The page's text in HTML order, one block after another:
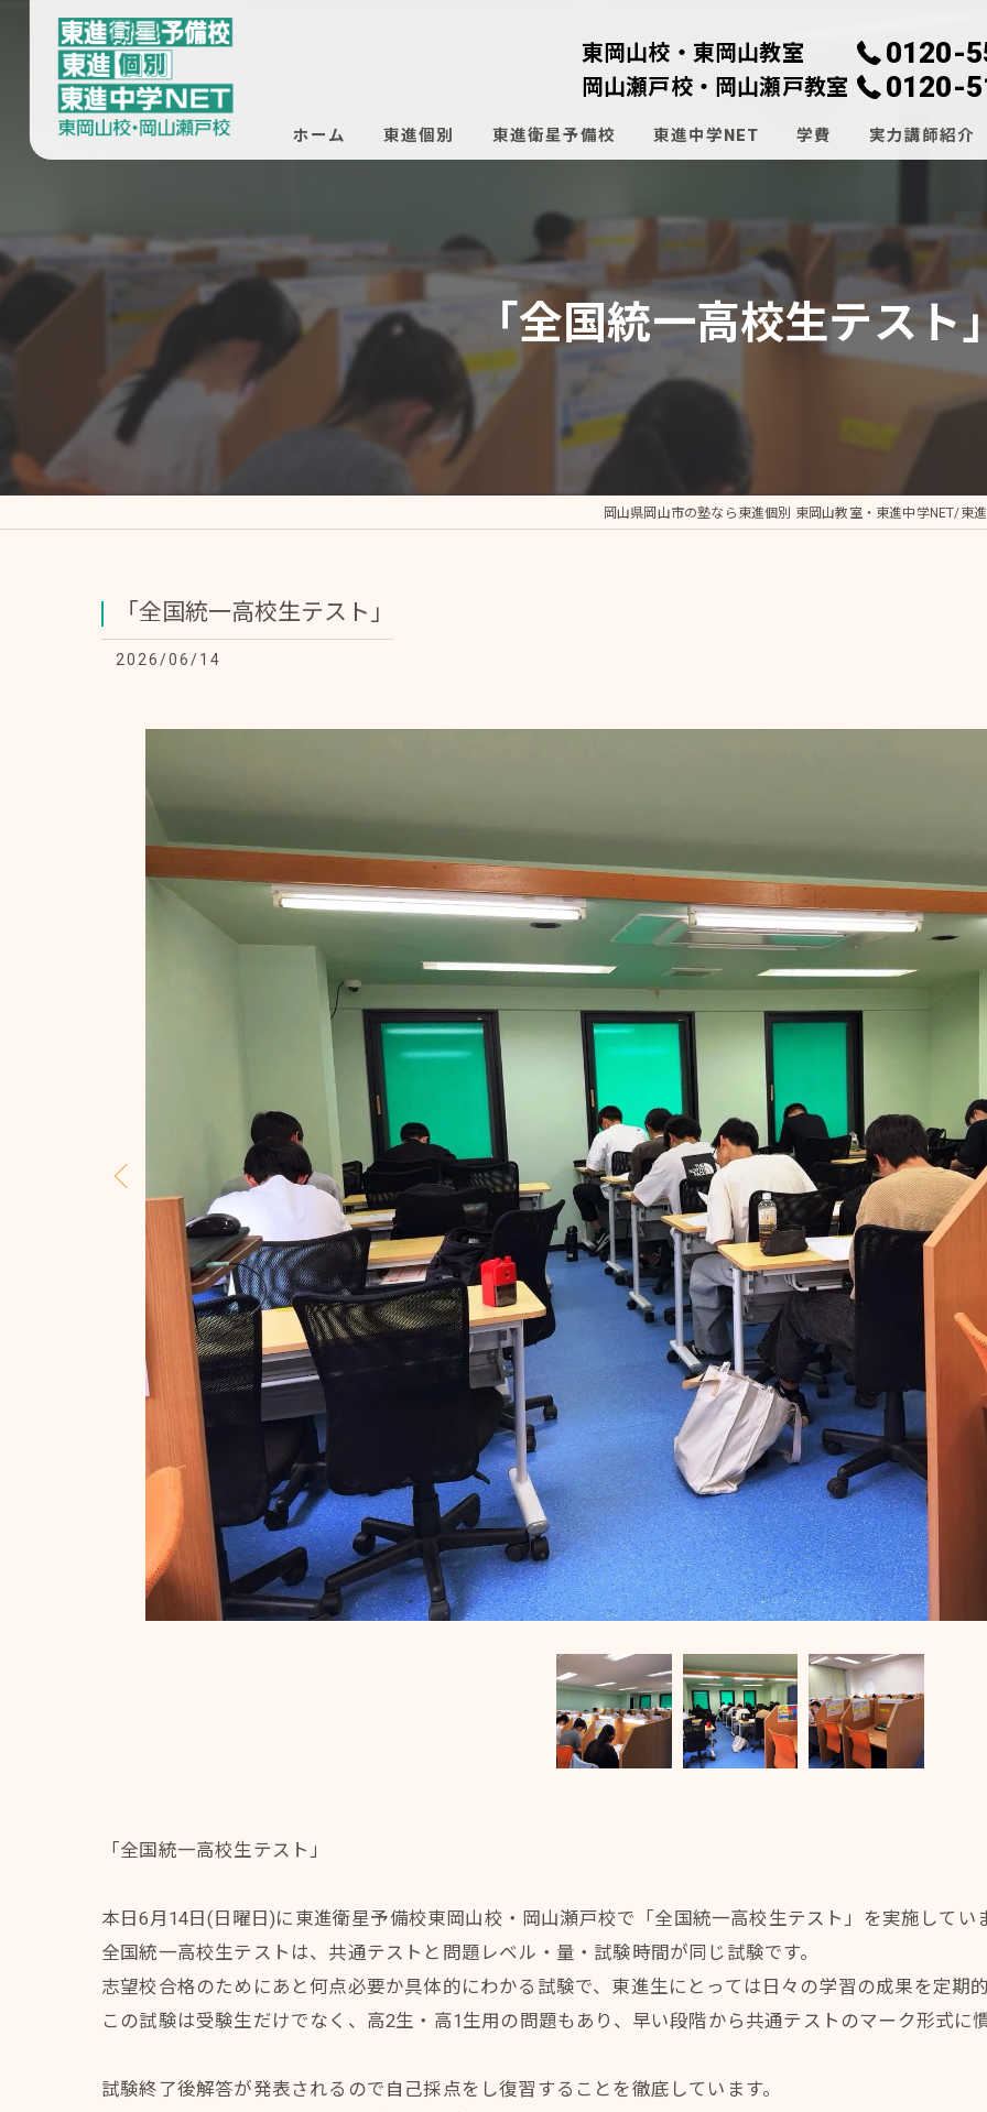
0120-
東岡山校・東岡山教室
0120-
岡山瀬戸校・岡山瀬戸教室
ホーム 東進個別 東進衛星予備校 東進中学NET 学費 実力講師紹介
東
「全国統一高校生テスト
岡山県岡山市の塾なら東進個別 東岡山教室・東進中学NET/東
「全国統一高校生テスト」
2026/06/14
「全国統一高校生テスト」
本日6月14日(日曜日)に東進衛星予備校東岡山校・岡山瀬戸校で「全国統一高校生テスト」を実施してい
全国統一高校生テストは、共通テストと問題レベル・量・試験時間が同じ試験です。
志望校合格のためにあと何点必要か具体的にわかる試験で、東進生にとっては日々の学習の成果を定期
この試験は受験生だけでなく、高2生・高1生用の問題もあり、早い段階から共通テストのマーク形式に
試験終了後解答が発表されるので自己採点をし復習することを徹底しています。